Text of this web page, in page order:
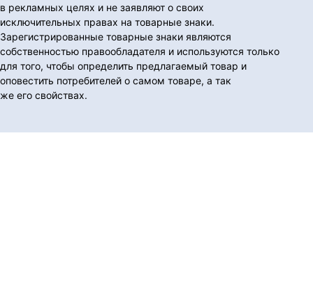
в рекламных целях и не заявляют о своих
исключительных правах на товарные знаки.
Зарегистрированные товарные знаки являются
собственностью правообладателя и используются только
для того, чтобы определить предлагаемый товар и
оповестить потребителей о самом товаре, а так
же его свойствах.